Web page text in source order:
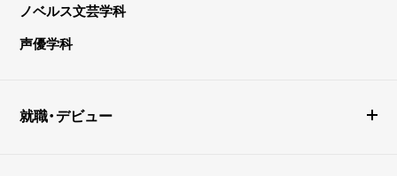
ノベルス文芸学科
声優学科
就職・デビュー